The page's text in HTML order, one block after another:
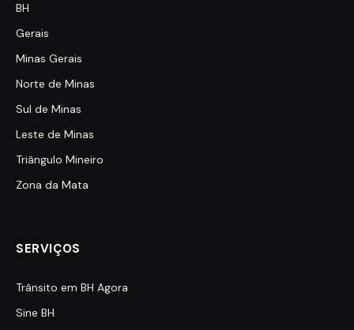
BH
Gerais
Minas Gerais
Norte de Minas
Sul de Minas
Leste de Minas
Triângulo Mineiro
Zona da Mata
SERVIÇOS
Trânsito em BH Agora
Sine BH